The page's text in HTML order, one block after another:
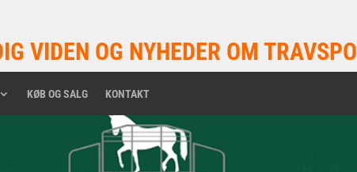
VIDEN OG NYHEDER OM
KØB OG SALG KONTAKT